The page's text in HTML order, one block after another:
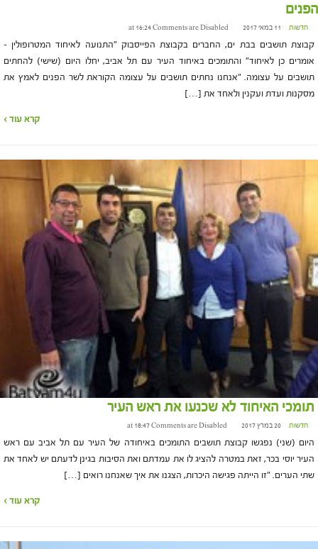
הפנים
חדשות 11 במאי 2017 at 16:24 Comments are Disabled
קבוצת תושבים בבת ים, החברים בקבוצת הפייסבוק "התנועה לאיחוד המטרופולין –
אומרים כן לאיחוד" והתומכים באיחוד העיר עם תל אביב, יחלו היום (שישי) להחתים
תושבים על עצומה. "אנחנו נחתים תושבים על עצומה הקוראת לשר הפנים לאמץ את
מסקנות ועדת ועקנין ולאחד את […]
קרא עוד ›
תומכי האיחוד לא שכנעו את ראש העיר
חדשות 20 במרץ 2017 at 18:47 Comments are Disabled
היום (שני) נפגשו קבוצת תושבים התומכים באיחודה של העיר עם תל אביב עם ראש
העיר יוסי בכר, זאת במטרה להציג לו את עמדתם ואת הסיבות בגינן לדעתם יש לאחד את
שתי הערים. "זו הייתה פגישה היכרות, הצגנו את איך שאנחנו רואים […]
קרא עוד ›